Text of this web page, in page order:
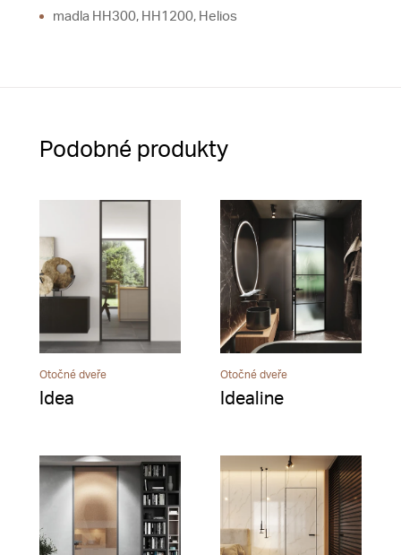
madla HH300, HH1200, Helios
Podobné produkty
Otočné dveře
Idea
Otočné dveře
Idealine